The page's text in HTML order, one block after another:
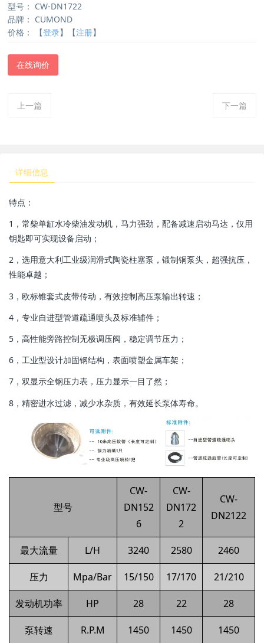
型号： CW-DN1722
品牌： CUMOND
价格：
【登录】【注册】
在线询价
上一篇 下一篇
详细信息
特点：
1，常柴单缸水冷柴油发动机，马力强劲，配备减速启动马达，仅用
钥匙即可实现设备启动；
2，选用意大利工业级润滑式陶瓷柱塞泵，锻制铜泵头，超强抗压，
性能卓越；
3，欧标锥套式皮带传动，有效控制高压泵输出转速；
4，专业自进型管道疏通喷头及标准辅件；
5，高性能旁路控制无极调压阀，稳定调节压力；
6，工业型设计加固钢结构，表面喷塑金属车架；
7，双显示全钢压力表，压力显示一目了然；
8，精密进水过滤，减少水杂质，有效延长泵体寿命。
型号
CW-
DN152
6
CW-
DN172
2
CW-
DN2122
最大流量 L/H 3240 2580 2460
压力 Mpa/Bar 15/150 17/170 21/210
发动机功率 HP 28 22 28
泵转速 R.P.M 1450 1450 1450